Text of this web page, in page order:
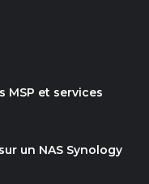
MSP et services
un NAS Synology